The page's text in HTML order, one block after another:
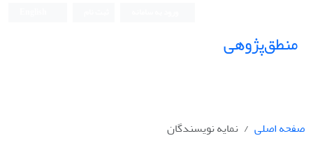
منطق‌پژوهی
صفحه اصلی نمایه نویسندگان